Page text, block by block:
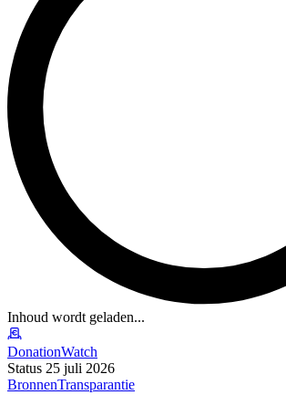
Inhoud wordt geladen...
DonationWatch
Status 25 juli 2026
BronnenTransparantie